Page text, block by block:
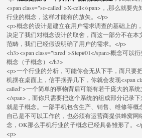
<span class="so-called">X-cell</span>，,那么就要先
行业的概念，这样才能有的放矢。</p>
<p>概念的设计是建立在用户需求调查的基础上的
决定了我们对概念设计的取舍，而这一部分不在本
范畴，我们已经假设明确了用户的需求。</p>
<h3><span class="txred">Step#01</span>概念可以
概念（子概念）</h3>
<p>一个行业的分析，可能你会无从下手，而只要
机摆在桌面上，信手摆弄几下，你就会发现<span
called">一个简单的事物背后可能有若干庞大的系
</span>，而你只需要把这个系统的组成部分记录
就是子概念。一部手机包含生产、销售、维修等概
自己是不可以工作的，也必须有运营商提供蜂窝网
念，OK那么手机行业的子概念已经具备雏形了。</
<p>